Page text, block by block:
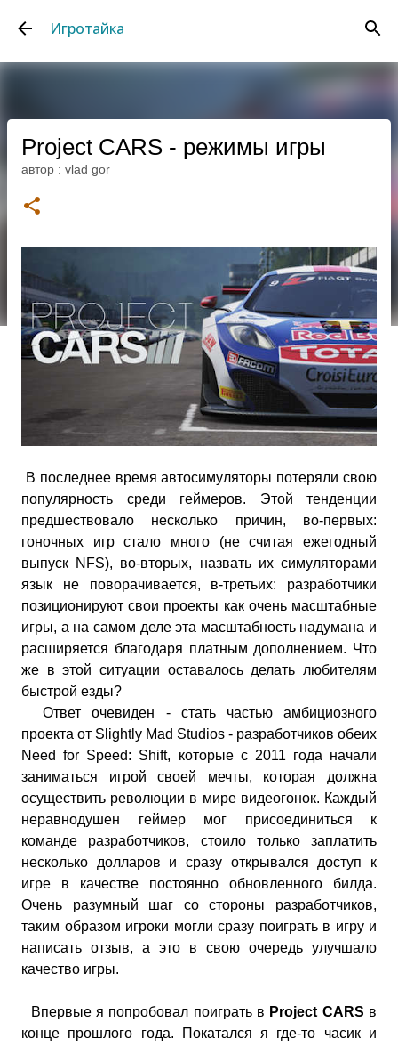
Игротайка
Project CARS - режимы игры
автор : vlad gor
В последнее время автосимуляторы потеряли свою
популярность среди геймеров. Этой тенденции
предшествовало несколько причин, во-первых:
гоночных игр стало много (не считая ежегодный
выпуск NFS), во-вторых, назвать их симуляторами
язык не поворачивается, в-третьих: разработчики
позиционируют свои проекты как очень масштабные
игры, а на самом деле эта масштабность надумана и
расширяется благодаря платным дополнением. Что
же в этой ситуации оставалось делать любителям
быстрой езды?
Ответ очевиден - стать частью амбициозного
проекта от Slightly Mad Studios - разработчиков обеих
Need for Speed: Shift, которые с 2011 года начали
заниматься игрой своей мечты, которая должна
осуществить революции в мире видеогонок. Каждый
неравнодушен геймер мог присоединиться к
команде разработчиков, стоило только заплатить
несколько долларов и сразу открывался доступ к
игре в качестве постоянно обновленного билда.
Очень разумный шаг со стороны разработчиков,
таким образом игроки могли сразу поиграть в игру и
написать отзыв, а это в свою очередь улучшало
качество игры.
Впервые я попробовал поиграть в Project CARS в
конце прошлого года. Покатался я где-то часик и